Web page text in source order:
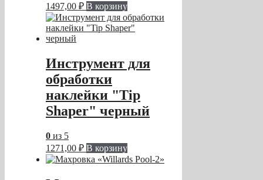
1497,00 ₽ В корзину
Инструмент для
обработки
наклейки "Tip
Shaper" черный
0 из 5
1271,00 ₽ В корзину